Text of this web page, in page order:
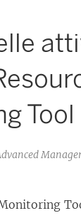
Tool